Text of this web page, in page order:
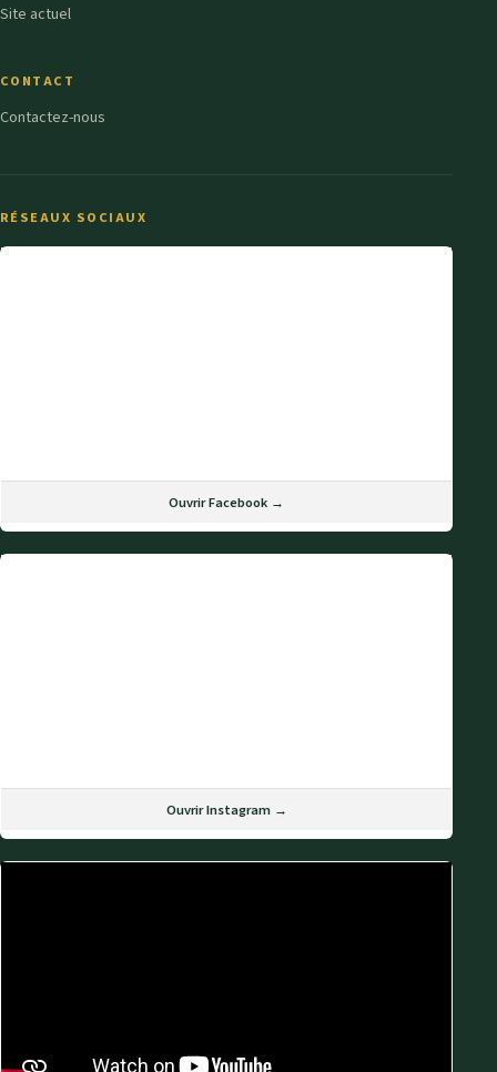
Site actuel
CONTACT
Contactez-nous
RÉSEAUX SOCIAUX
Ouvrir Facebook →
Ouvrir Instagram →